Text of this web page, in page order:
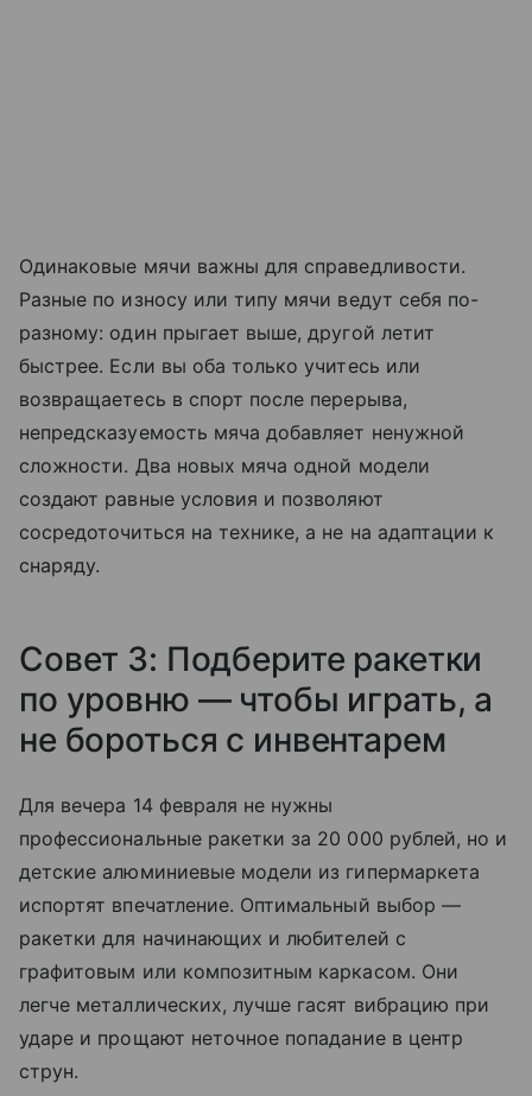
Одинаковые мячи важны для справедливости.
Разные по износу или типу мячи ведут себя по-
разному: один прыгает выше, другой летит
быстрее. Если вы оба только учитесь или
возвращаетесь в спорт после перерыва,
непредсказуемость мяча добавляет ненужной
сложности. Два новых мяча одной модели
создают равные условия и позволяют
сосредоточиться на технике, а не на адаптации к
снаряду.
Совет 3: Подберите ракетки
по уровню — чтобы играть, а
не бороться с инвентарем
Для вечера 14 февраля не нужны
профессиональные ракетки за 20 000 рублей, но и
детские алюминиевые модели из гипермаркета
испортят впечатление. Оптимальный выбор —
ракетки для начинающих и любителей с
графитовым или композитным каркасом. Они
легче металлических, лучше гасят вибрацию при
ударе и прощают неточное попадание в центр
струн.